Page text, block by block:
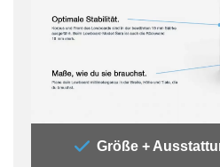
Größe +